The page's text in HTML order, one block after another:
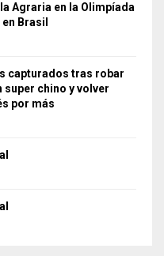
Agraria en la Olimpíada
Brasil
capturados tras robar
super chino y volver
por más